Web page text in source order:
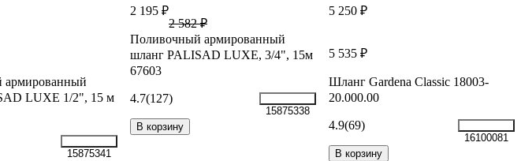
LUXE 1/2", 15 м
15875341
2 195 ₽
2 582 ₽
Поливочный армированный
шланг PALISAD LUXE, 3/4", 15м
67603
4.7(127)
15875338
В корзину
5 250 ₽
5 535 ₽
Шланг Gardena Classic 18003-
20.000.00
4.9(69)
16100081
В корзину